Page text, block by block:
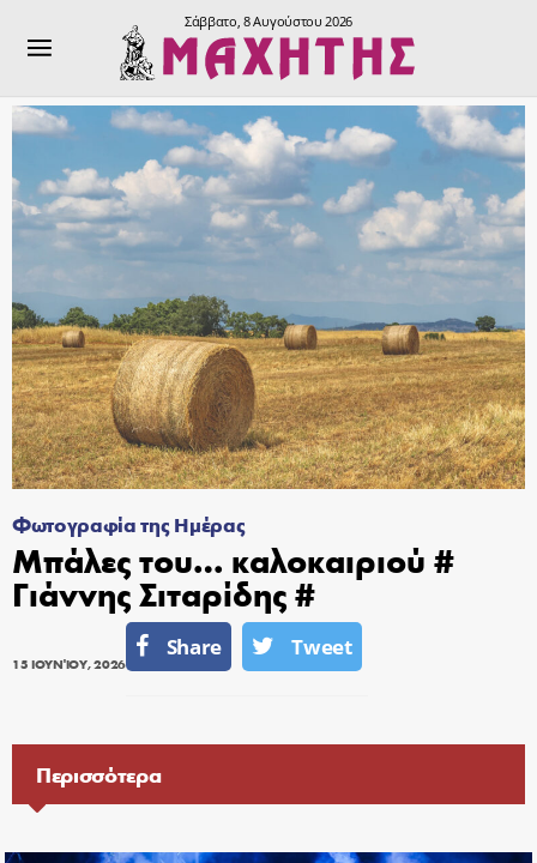
Σάββατο, 8 Αυγούστου 2026
Φωτογραφία της Ημέρας
Μπάλες του… καλοκαιριού #
Γιάννης Σιταρίδης #
15 ΙΟΥΝΊΟΥ, 2026
Share Tweet
Περισσότερα